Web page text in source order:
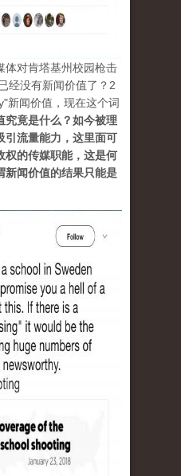
体对肯塔基州校园枪击
没有新闻价值了？2
新闻价值，现在这个词
究竟是什么？如今被理
引流量能力，这里面可
权的传媒职能，这是何
新闻价值的结果只能是